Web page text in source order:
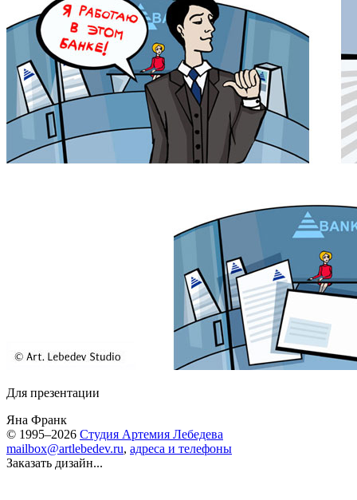
Для презентации
Яна Франк
© 1995–2026 Студия Артемия Лебедева
mailbox@artlebedev.ru, адреса и телефоны
Заказать дизайн...